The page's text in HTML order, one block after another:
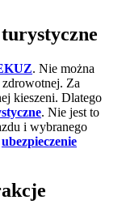
. Nie można
zdrowotnej. Za
kieszeni. Dlatego
. Nie jest to
i wybranego
ubezpieczenie